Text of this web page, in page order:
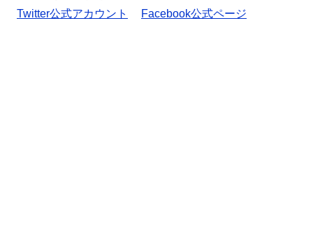
Twitter公式アカウント
Facebook公式ページ